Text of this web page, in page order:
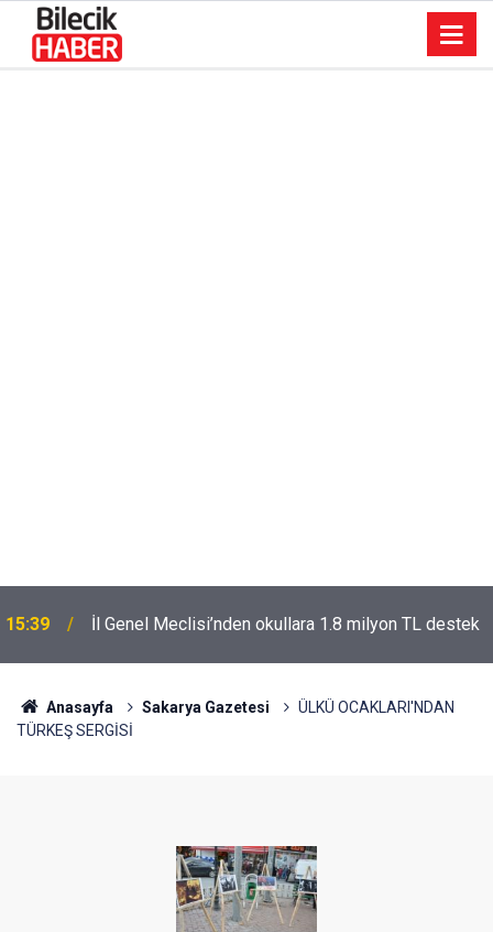
15:39 İl Genel Meclisi’nden okullara 1.8 milyon TL destek
Anasayfa Sakarya Gazetesi
ÜLKÜ OCAKLARI'NDAN
TÜRKEŞ SERGİSİ